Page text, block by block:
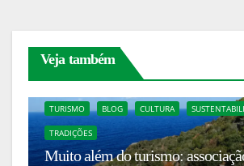
Veja também
TURISMO BLOG CULTURA
TRADIÇÕES
Muito além do turismo: